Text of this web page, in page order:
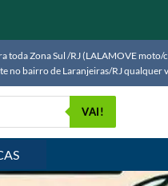
toda Zona Sul /RJ (LALAMOVE
no bairro de Laranjeiras/RJ
VAI!